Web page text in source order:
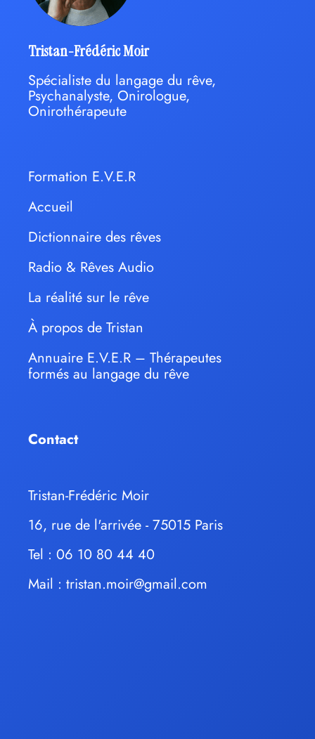
Tristan-Frédéric Moir
Spécialiste du langage du rêve,
Psychanalyste, Onirologue,
Onirothérapeute
Formation E.V.E.R
Accueil
Dictionnaire des rêves
Radio & Rêves Audio
La réalité sur le rêve
À propos de Tristan
Annuaire E.V.E.R – Thérapeutes
formés au langage du rêve
Contact
Tristan-Frédéric Moir
16, rue de l'arrivée - 75015 Paris
Tel : 06 10 80 44 40
Mail : tristan.moir@gmail.com